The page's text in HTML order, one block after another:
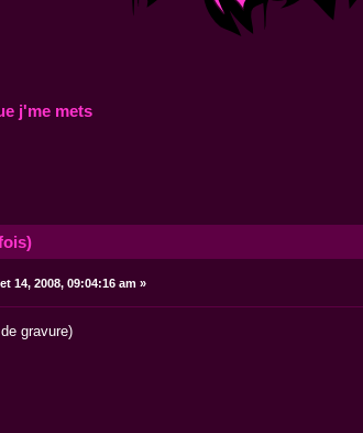
j'me mets
14, 2008, 09:04:16 am »
gravure)